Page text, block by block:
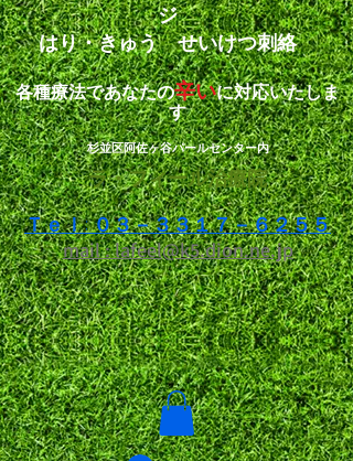
ジ
はり・きゅう せいけつ刺絡
各種療法であなたの辛いに対応いたしま
す
杉並区阿佐ヶ谷パールセンター内
ラ・フィール治療院
Ｔｅｌ: ０３－３３１７－６２５５
mail : lafeel@k5.dion.ne.jp​​